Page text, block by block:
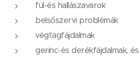
fül-és hallászavarok
belsőszervi problémák
végtagfájdalmak
gerinc-és derékfájdalmak,